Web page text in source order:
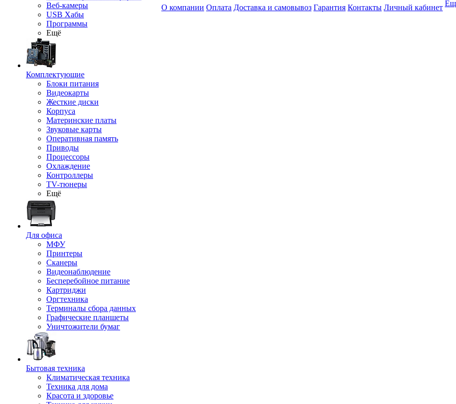
Веб-камеры
USB Хабы
Программы
Ещё
Комплектующие
Блоки питания
Видеокарты
Жесткие диски
Корпуса
Материнские платы
Звуковые карты
Оперативная память
Приводы
Процессоры
Охлаждение
Контроллеры
TV-тюнеры
Ещё
Для офиса
МФУ
Принтеры
Сканеры
Видеонаблюдение
Бесперебойное питание
Картриджи
Оргтехника
Терминалы сбора данных
Графические планшеты
Уничтожители бумаг
Бытовая техника
Климатическая техника
Техника для дома
Красота и здоровье
О компании Оплата Доставка и самовывоз Гарантия Контакты Личный кабинет